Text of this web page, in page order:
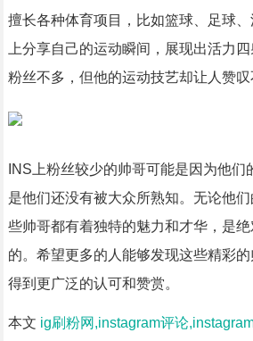
擅长各种体育项目，比如篮球、足球
上分享自己的运动瞬间，展现出活力
粉丝不多，但他的运动技艺却让人赞叹
INS上粉丝较少的帅哥可能是因为他
是他们还没有被大众所熟知。无论他
些帅哥都有着独特的魅力和才华，是
的。希望更多的人能够发现这些精彩
得到更广泛的认可和赞赏。
本文 ig刷粉网,instagram评论